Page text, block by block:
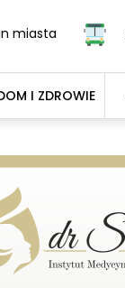
miasta
I ZDROWIE